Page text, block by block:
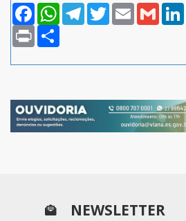
FacebookWhatsAppTelegramTwitterEmail Gmail
Print
NEWSLETTER